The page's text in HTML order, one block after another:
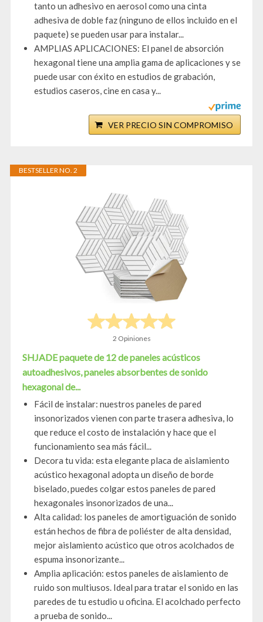
tanto un adhesivo en aerosol como una cinta
adhesiva de doble faz (ninguno de ellos incluido en el
paquete) se pueden usar para instalar...
AMPLIAS APLICACIONES: El panel de absorción
hexagonal tiene una amplia gama de aplicaciones y se
puede usar con éxito en estudios de grabación,
estudios caseros, cine en casa y...
VER PRECIO SIN COMPROMISO
BESTSELLER NO. 2
2 Opiniones
SHJADE paquete de 12 de paneles acústicos
autoadhesivos, paneles absorbentes de sonido
hexagonal de...
Fácil de instalar: nuestros paneles de pared
insonorizados vienen con parte trasera adhesiva, lo
que reduce el costo de instalación y hace que el
funcionamiento sea más fácil...
Decora tu vida: esta elegante placa de aislamiento
acústico hexagonal adopta un diseño de borde
biselado, puedes colgar estos paneles de pared
hexagonales insonorizados de una...
Alta calidad: los paneles de amortiguación de sonido
están hechos de fibra de poliéster de alta densidad,
mejor aislamiento acústico que otros acolchados de
espuma insonorizante...
Amplia aplicación: estos paneles de aislamiento de
ruido son multiusos. Ideal para tratar el sonido en las
paredes de tu estudio u oficina. El acolchado perfecto
a prueba de sonido...